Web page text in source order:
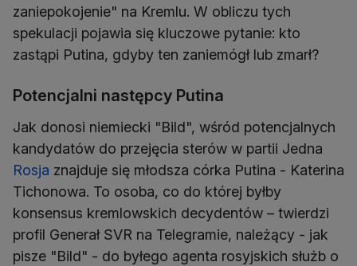
zaniepokojenie" na Kremlu. W obliczu tych
spekulacji pojawia się kluczowe pytanie: kto
zastąpi Putina, gdyby ten zaniemógł lub zmarł?
Potencjalni następcy Putina
Jak donosi niemiecki "Bild", wśród potencjalnych
kandydatów do przejęcia sterów w partii Jedna
Rosja znajduje się młodsza córka Putina - Katerina
Tichonowa. To osoba, co do której byłby
konsensus kremlowskich decydentów – twierdzi
profil Generał SVR na Telegramie, należący - jak
pisze "Bild" - do byłego agenta rosyjskich służb o